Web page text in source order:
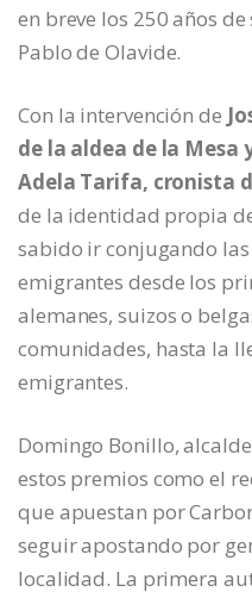
en breve los 250 años
Pablo de Olavide.
Con la intervención de
de la aldea de la Mesa
Adela Tarifa, cronista
de la identidad propia
sabido ir conjugando
emigrantes desde los
alemanes, suizos o
comunidades, hasta la
emigrantes.
Domingo Bonillo,
estos premios como el
que apuestan por
seguir apostando por
localidad. La primera